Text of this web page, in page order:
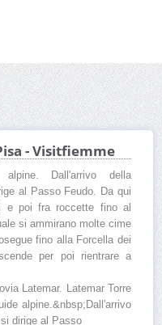
- Visitfiemme
Dall'arrivo della
al Passo Feudo. Da qui
e poi fra roccette fino al
si ammirano molte cime
fino alla Forcella dei
per poi rientrare a
Latemar. Latemar Torre
alpine.&nbsp;Dall'arrivo
dirige al Passo